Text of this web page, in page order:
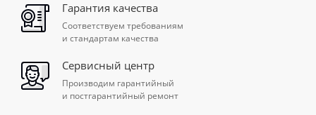
Гарантия качества
Соответствуем требованиям
и стандартам качества
Сервисный центр
Производим гарантийный
и постгарантийный ремонт